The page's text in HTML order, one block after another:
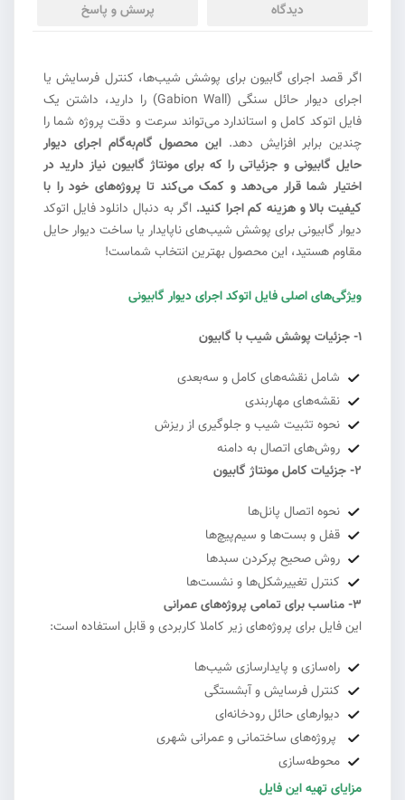
دیدگاه
پرسش و پاسخ
اگر قصد اجرای گابیون برای پوشش شیب‌ها، کنترل فرسایش یا
اجرای دیوار حائل سنگی (Gabion Wall) را دارید، داشتن یک
فایل اتوکد کامل و استاندارد می‌تواند سرعت و دقت پروژه شما را
چندین برابر افزایش دهد. این محصول گام‌به‌گام اجرای دیوار
حایل گابیونی و جزئیاتی را که برای مونتاژ گابیون نیاز دارید در
اختیار شما قرار می‌دهد و کمک می‌کند تا پروژه‌های خود را با
کیفیت بالا و هزینه کم اجرا کنید. اگر به دنبال دانلود فایل اتوکد
دیوار گابیونی برای پوشش شیب‌های ناپایدار یا ساخت دیوار حایل
مقاوم هستید، این محصول بهترین انتخاب شماست!
ویژگی‌های اصلی فایل اتوکد اجرای دیوار گابیونی
1- جزئیات پوشش شیب با گابیون
شامل نقشه‌های کامل و سه‌بعدی
نقشه‌های مهاربندی
نحوه تثبیت شیب و جلوگیری از ریزش
روش‌های اتصال به دامنه
2- جزئیات کامل مونتاژ گابیون
نحوه اتصال پانل‌ها
قفل و بست‌ها و سیم‌پیچ‌ها
روش صحیح پرکردن سبدها
کنترل تغییرشکل‌ها و نشست‌ها
3- مناسب برای تمامی پروژه‌های عمرانی
این فایل برای پروژه‌های زیر کاملا کاربردی و قابل استفاده است:
راه‌سازی و پایدارسازی شیب‌ها
کنترل فرسایش و آبشستگی
دیوارهای حائل رودخانه‌ای
پروژه‌های ساختمانی و عمرانی شهری
محوطه‌سازی
مزایای تهیه این فایل